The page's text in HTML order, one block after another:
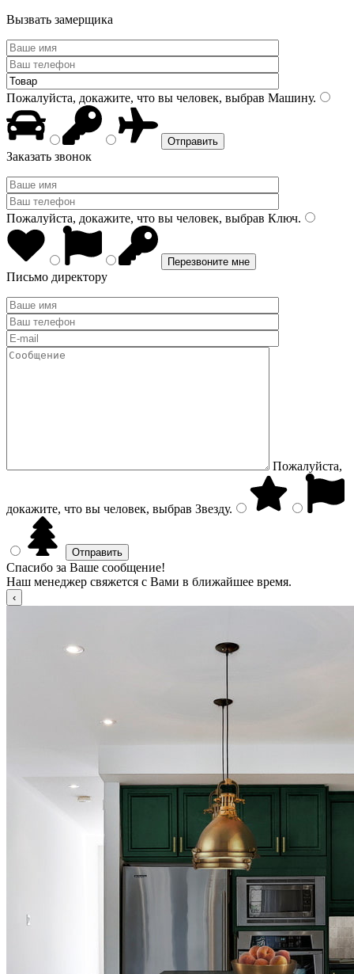
Вызвать замерщика
Пожалуйста, докажите, что вы человек, выбрав Машину.
Заказать звонок
Пожалуйста, докажите, что вы человек, выбрав Ключ.
Письмо директору
Пожалуйста,
докажите, что вы человек, выбрав Звезду.
Спасибо за Ваше сообщение!
Наш менеджер свяжется с Вами в ближайшее время.